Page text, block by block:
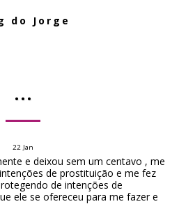
do Jorge
...
22 Jan
e deixou sem um centavo , me
de prostituição e me fez
de intenções de
ele se ofereceu para me fazer e